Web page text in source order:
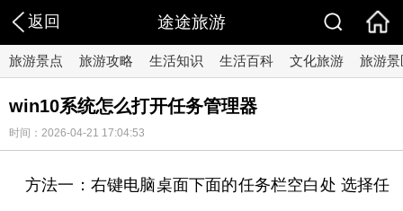
返回 途途旅游
旅游景点 旅游攻略 生活知识 生活百科 文化旅游 旅游景
win10系统怎么打开任务管理器
时间：2026-04-21 17:04:53
方法一：右键电脑桌面下面的任务栏空白处 选择任